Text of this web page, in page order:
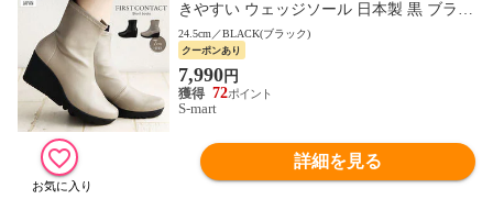
きやすい ウェッジソール 日本製 黒 ブラッ
ク FIRST CONTACT ファーストコンタクト
69600
24.5cm／BLACK(ブラック)
クーポンあり
7,990円
72
S-mart
詳細を見る